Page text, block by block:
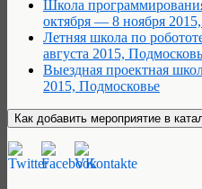
Школа
октября — 8 ноября
Летняя школа по
августа 2015,
Выездная проектная
2015, Подмосковье